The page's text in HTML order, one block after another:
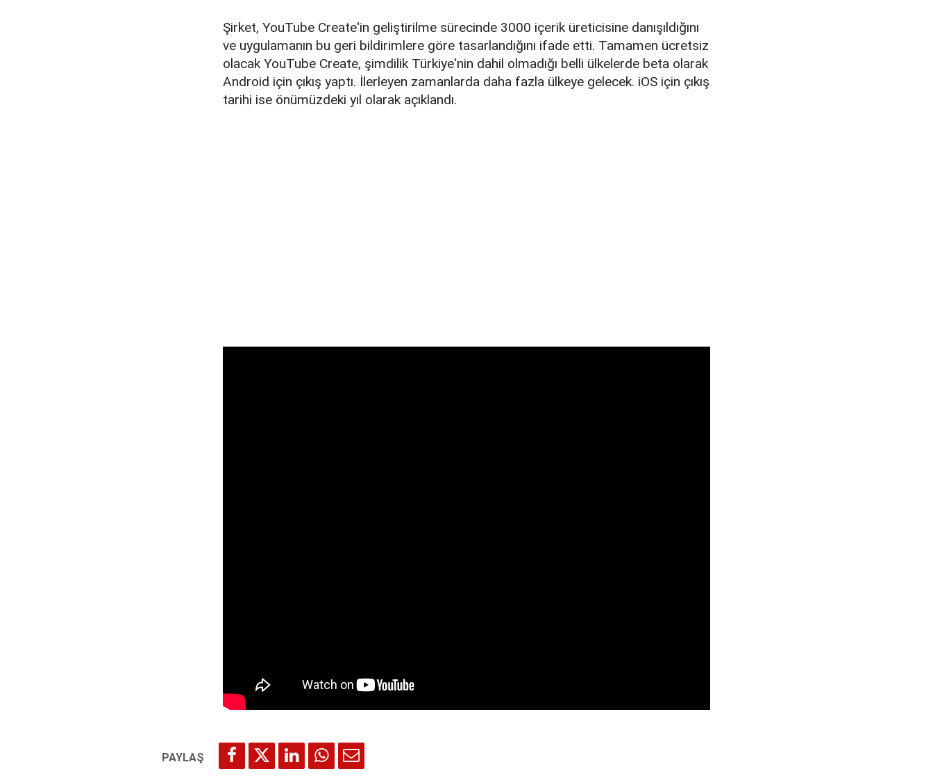
Şirket, YouTube Create'in geliştirilme sürecinde 3000 içerik üreticisine danışıldığını
ve uygulamanın bu geri bildirimlere göre tasarlandığını ifade etti. Tamamen ücretsiz
olacak YouTube Create, şimdilik Türkiye'nin dahil olmadığı belli ülkelerde beta olarak
Android için çıkış yaptı. İlerleyen zamanlarda daha fazla ülkeye gelecek. iOS için çıkış
tarihi ise önümüzdeki yıl olarak açıklandı.